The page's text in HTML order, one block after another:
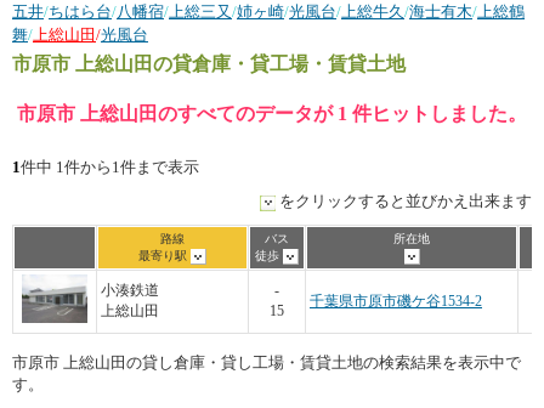
五井/ちはら台/八幡宿/上総三又/姉ヶ崎/光風台/上総牛久/海士有木/上総鶴
舞/上総山田 /光風台
市原市 上総山田の貸倉庫・貸工場・賃貸土地
市原市 上総山田のすべてのデータが 1 件ヒットしました。
1件中 1件から1件まで表示
をクリックすると並びかえ出来ます
路線
最寄り駅
バス
徒歩
所在地
小湊鉄道
上総山田
-
15
千葉県市原市磯ケ谷1534-2
市原市 上総山田の貸し倉庫・貸し工場・賃貸土地の検索結果を表示中で
す。